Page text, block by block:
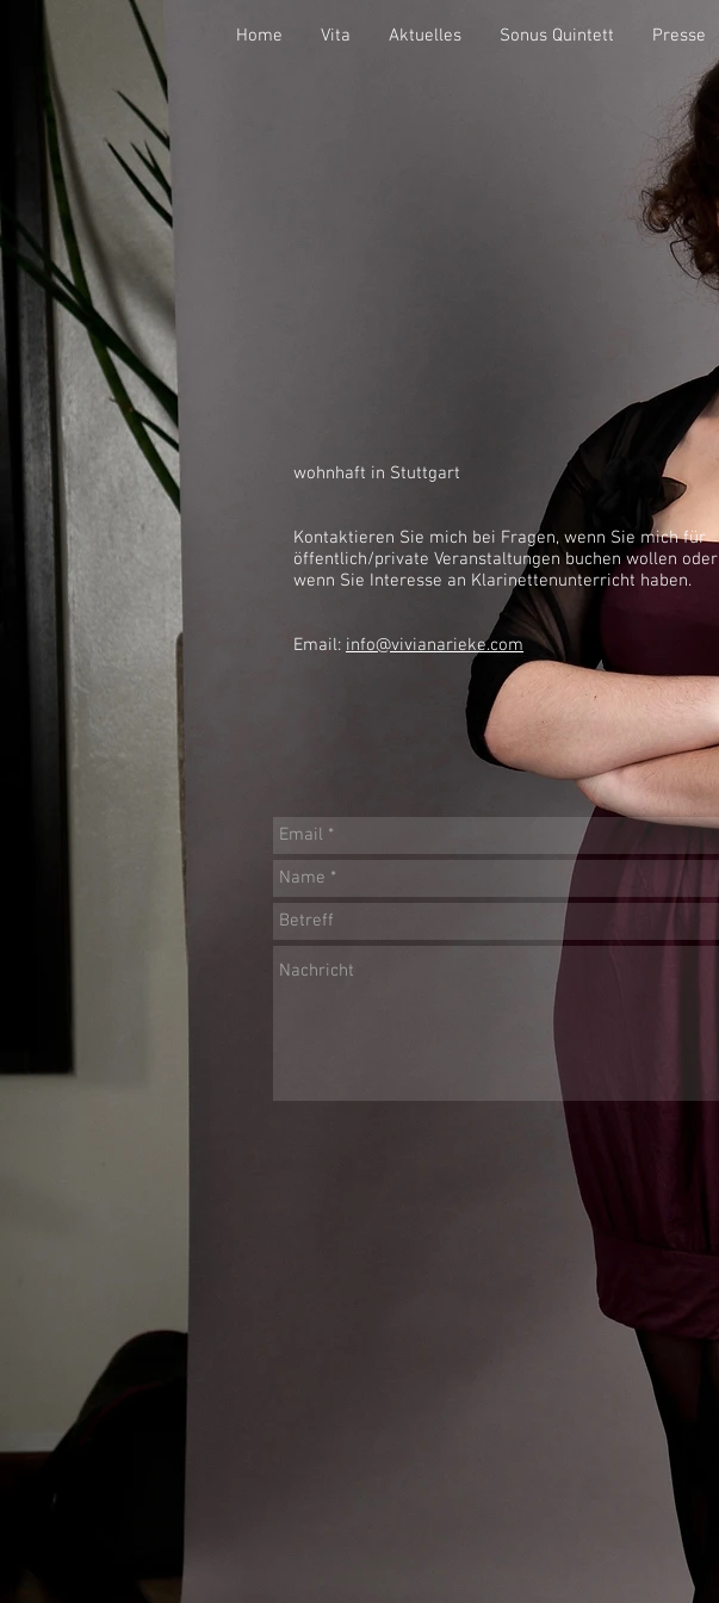
Home Vita Aktuelles Sonus Quintett Presse
wohnhaft in Stuttgart
Kontaktieren Sie mich bei Fragen, wenn Sie mich für
öffentlich/private Veranstaltungen buchen wollen oder
wenn Sie Interesse an Klarinettenunterricht haben.
Email: info@vivianarieke.com